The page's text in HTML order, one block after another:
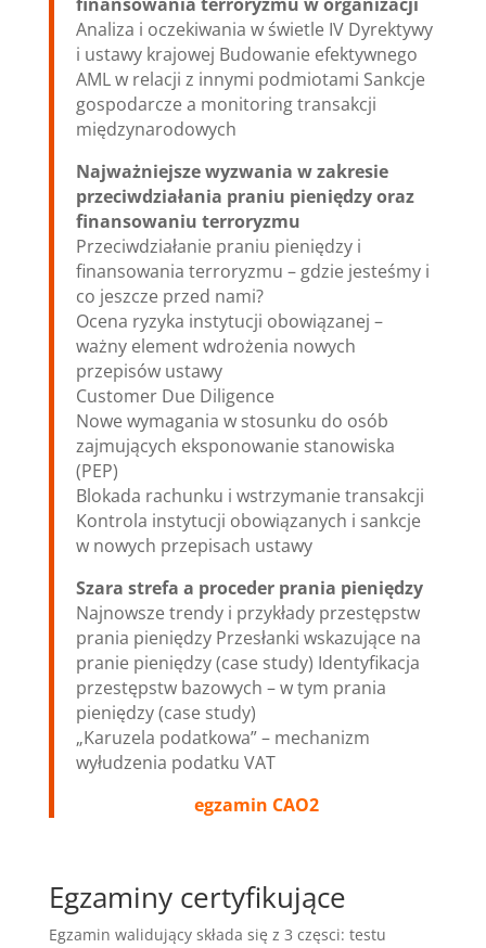
Analiza i oczekiwania w świetle IV Dyrektywy
i ustawy krajowej Budowanie efektywnego
AML w relacji z innymi podmiotami Sankcje
gospodarcze a monitoring transakcji
międzynarodowych
Najważniejsze wyzwania w zakresie
przeciwdziałania praniu pieniędzy oraz
finansowaniu terroryzmu
Przeciwdziałanie praniu pieniędzy i
finansowania terroryzmu – gdzie jesteśmy i
co jeszcze przed nami?
Ocena ryzyka instytucji obowiązanej –
ważny element wdrożenia nowych
przepisów ustawy
Customer Due Diligence
Nowe wymagania w stosunku do osób
zajmujących eksponowanie stanowiska
(PEP)
Blokada rachunku i wstrzymanie transakcji
Kontrola instytucji obowiązanych i sankcje
w nowych przepisach ustawy
Szara strefa a proceder prania pieniędzy
Najnowsze trendy i przykłady przestępstw
prania pieniędzy Przesłanki wskazujące na
pranie pieniędzy (case study) Identyfikacja
przestępstw bazowych – w tym prania
pieniędzy (case study)
„Karuzela podatkowa” – mechanizm
wyłudzenia podatku VAT
egzamin CAO2
Egzaminy certyfikujące
Egzamin walidujący składa się z 3 częsci: testu